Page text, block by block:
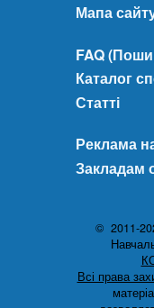
Мапа
FAQ
Каталог
Статті
Реклама
Закладам
© 2011-
Всі права